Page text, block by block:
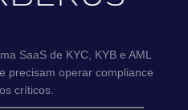
SaaS de KYC, KYB e AML
precisam operar compliance
críticos.